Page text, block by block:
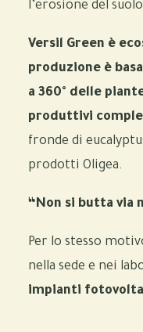
l’erosione del
Versil Green è
produzione è
a 360° delle
produttivi
fronde di
prodotti Oligea.
“Non si butta via
Per lo stesso
nella sede e nei
impianti